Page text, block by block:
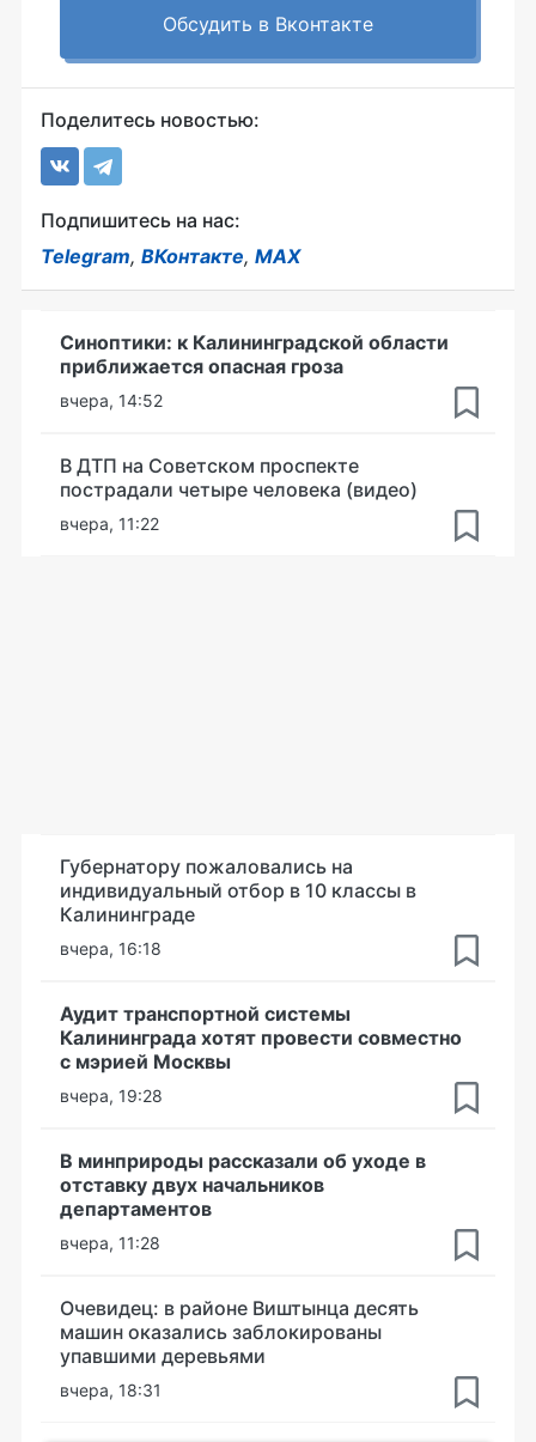
Обсудить в Вконтакте
Поделитесь новостью:
Подпишитесь на нас:
Telegram, ВКонтакте, MAX
Синоптики: к Калининградской области
приближается опасная гроза
вчера, 14:52
В ДТП на Советском проспекте
пострадали четыре человека (видео)
вчера, 11:22
Губернатору пожаловались на
индивидуальный отбор в 10 классы в
Калининграде
вчера, 16:18
Аудит транспортной системы
Калининграда хотят провести совместно
с мэрией Москвы
вчера, 19:28
В минприроды рассказали об уходе в
отставку двух начальников
департаментов
вчера, 11:28
Очевидец: в районе Виштынца десять
машин оказались заблокированы
упавшими деревьями
вчера, 18:31